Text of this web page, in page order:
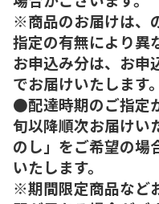
※商品のお届けは、
指定の有無により異
お申込み分は、お申
でお届けいたします。
●配達時期のご指定
旬以降順次お届けい
のし」をご希望の場
いたします。
※期間限定商品など